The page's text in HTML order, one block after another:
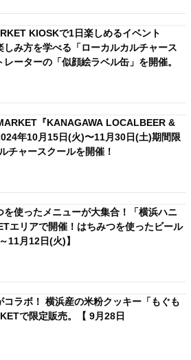
KIOSKで1日楽しめるイベント
しみ方を学べる「ローカルカルチャース
ーターの「似顔絵ラベル缶」を開催。
『KANAGAWA LOCALBEER &
年10月15日(火)〜11月30日(土)期間限
チャースクールを開催！
使ったメニューが大集合！「横浜ハニ
エリアで開催！はちみつを使ったビール
11月12日(火)】
ラボ！ 横浜産の米粉クッキー「もぐも
で限定販売。【 9月28日